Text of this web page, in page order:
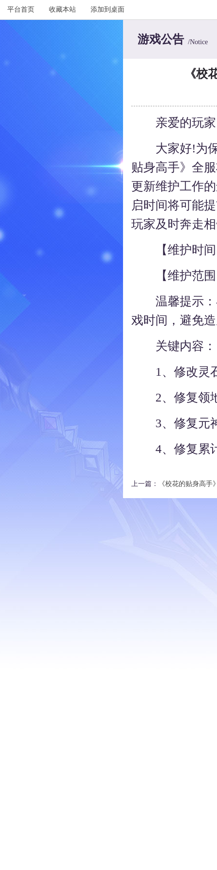
游戏公告 /Notice
《校
亲爱的玩家
大家好!为保
贴身高手》全
更新维护工作
启时间将可能
玩家及时奔走
【维护时间
【维护范围
温馨提示：
戏时间，避免
关键内容：
1、修改灵
2、修复领地
3、修复元
4、修复累计
上一篇： 《校花的贴身高手
平台首页 收藏本站 添加到桌面